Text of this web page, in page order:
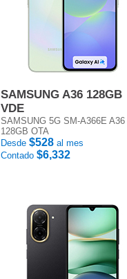
SAMSUNG A36 128GB
VDE
SAMSUNG 5G SM-A366E A36
128GB OTA
Desde $528 al mes
Contado $6,332